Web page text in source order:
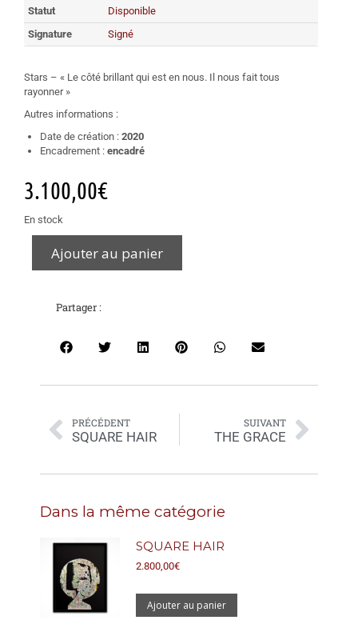
Statut
Disponible
Signature
Signé
Stars – « Le côté brillant qui est en nous. Il nous fait tous
rayonner »
Autres informations :
Date de création : 2020
Encadrement : encadré
3.100,00€
En stock
Ajouter au panier
Partager :
PRÉCÉDENT
SQUARE HAIR
SUIVANT
THE GRACE
Dans la même catégorie
SQUARE HAIR
2.800,00€
Ajouter au panier